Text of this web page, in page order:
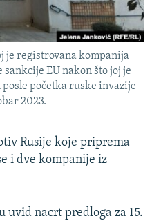
je registrovana kompanija
EU nakon što joj je
početka ruske invazije
2023.
Rusije koje priprema
i dve kompanije iz
uvid nacrt predloga za 15.